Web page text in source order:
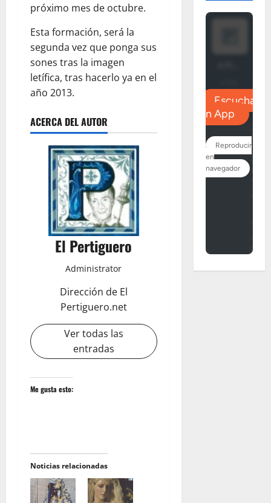
próximo mes de octubre.
Esta formación, será la
segunda vez que ponga sus
sones tras la imagen
letífica, tras hacerlo ya en el
año 2013.
ACERCA DEL AUTOR
El Pertiguero
Administrator
Dirección de El
Pertiguero.net
Ver todas las
entradas
Me gusta esto:
Noticias relacionadas